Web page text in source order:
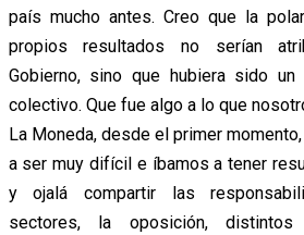
país mucho antes. Creo que la
propios resultados no serían
Gobierno, sino que hubiera sido
colectivo. Que fue algo a lo que
La Moneda, desde el primer
a ser muy difícil e íbamos a tener
y ojalá compartir las
sectores, la oposición,